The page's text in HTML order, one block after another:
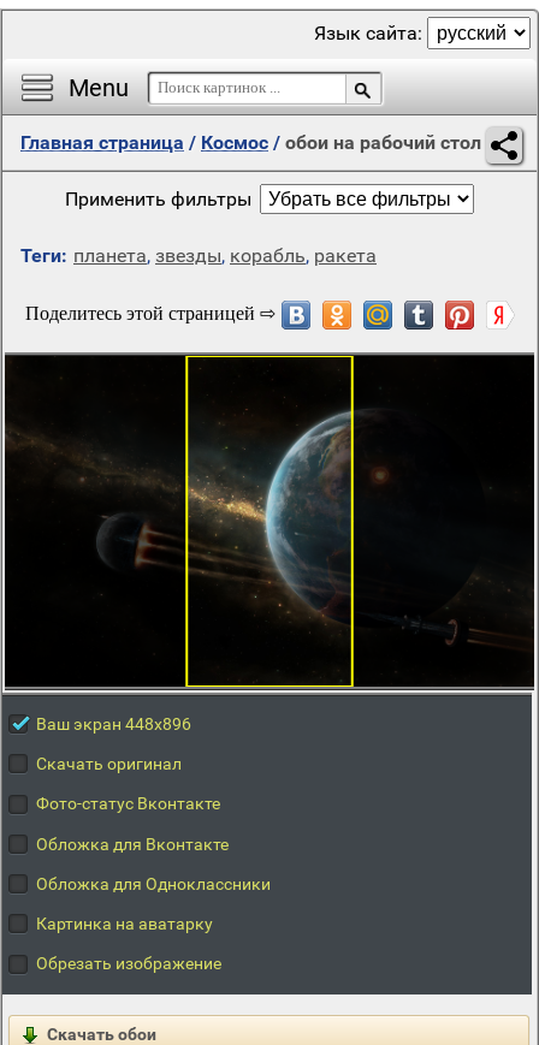
Menu
Язык сайта:
Главная страница / Космос / обои на рабочий стол
Применить фильтры
Теги: планета, звезды, корабль, ракета
Ваш экран 448x896
Скачать оригинал
Фото-статус Вконтакте
Обложка для Вконтакте
Обложка для Одноклассники
Картинка на аватарку
Обрезать изображение
Скачать обои